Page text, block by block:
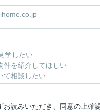
お読みいただき、同意の上確